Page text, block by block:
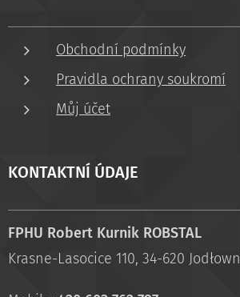
Obchodní podmínky
Pravidla ochrany soukromí
Můj účet
KONTAKTNÍ ÚDAJE
FPHU Robert Kurnik ROBSTAL
Krasne-Lasocice 110, 34-620